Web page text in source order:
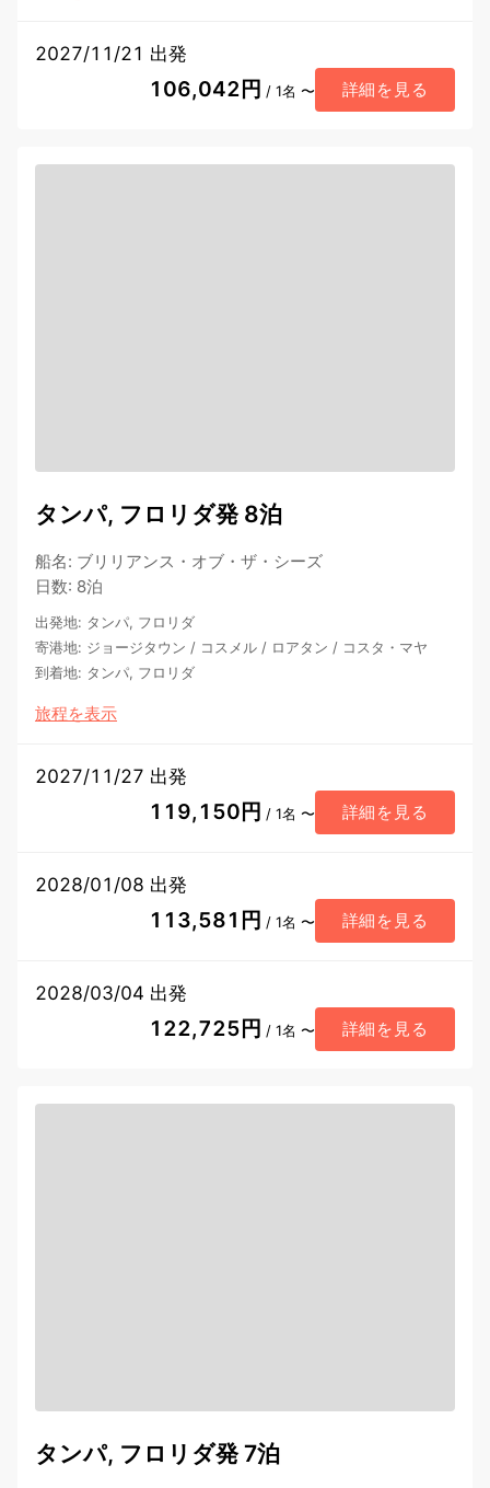
2027/11/21 出発
106,042円 / 1名 〜 詳細を見る
タンパ, フロリダ発 8泊
船名: ブリリアンス・オブ・ザ・シーズ
日数: 8泊
出発地: タンパ, フロリダ
寄港地: ジョージタウン / コスメル / ロアタン / コスタ・マヤ
到着地: タンパ, フロリダ
旅程を表示
2027/11/27 出発
119,150円 / 1名 〜 詳細を見る
2028/01/08 出発
113,581円 / 1名 〜 詳細を見る
2028/03/04 出発
122,725円 / 1名 〜 詳細を見る
タンパ, フロリダ発 7泊